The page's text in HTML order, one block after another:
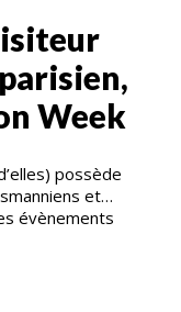
Week
possède
et…
évènements